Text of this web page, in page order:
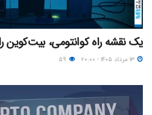
یک نقشه راه کوانتومی، بیت‌کوین را